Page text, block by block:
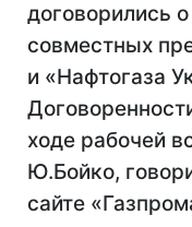
договорились
совместных
и «Нафтогаза
ходе рабочей
Ю.Бойко,
сайте